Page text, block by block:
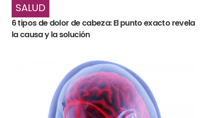
SALUD
6 tipos de dolor de cabeza: El punto exacto revela
la causa y la solución